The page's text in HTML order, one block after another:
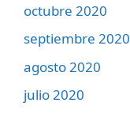
octubre 2020
septiembre 2020
agosto 2020
julio 2020